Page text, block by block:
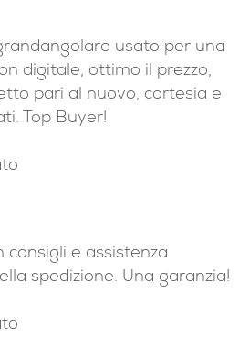
usato per una
digitale, ottimo il prezzo,
pari al nuovo, cortesia e
Top Buyer!
consigli e assistenza
spedizione. Una garanzia!